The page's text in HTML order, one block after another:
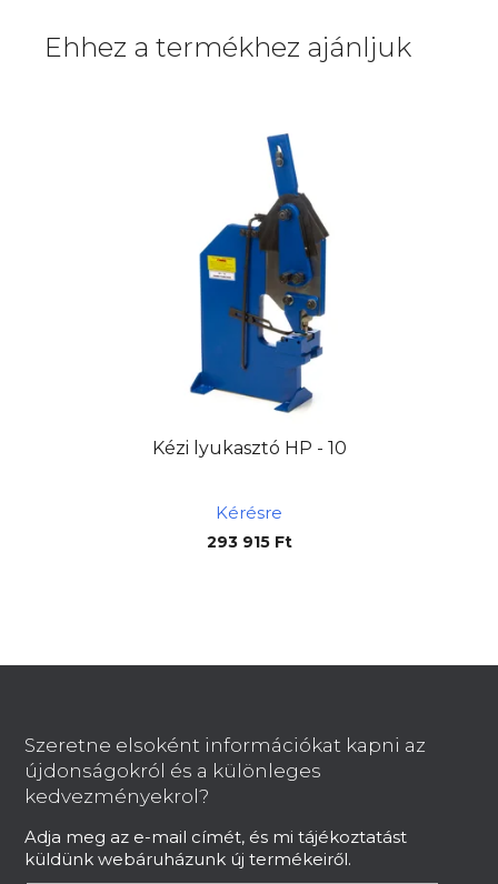
Ehhez a termékhez ajánljuk
Kézi lyukasztó HP - 10
Kérésre
293 915 Ft
Szeretne elsoként információkat kapni az
újdonságokról és a különleges
kedvezményekrol?
Adja meg az e-mail címét, és mi tájékoztatást
küldünk webáruházunk új termékeiről.